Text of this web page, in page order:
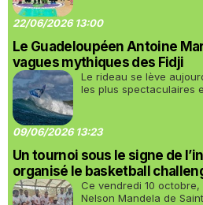
22/06/2026 13:00
Le Guadeloupéen Antoine
vagues mythiques des Fidji
Le rideau se lève
les plus spectaculaires
09/06/2026 13:23
Un tournoi sous le signe de
organisé le basketball
Ce vendredi 10
Nelson Mandela de